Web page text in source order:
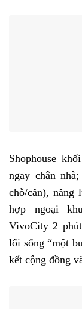
Shophouse
ngay chân
chỗ/căn), năng
hợp ngoại
VivoCity 2
lối sống “một
kết cộng đồng